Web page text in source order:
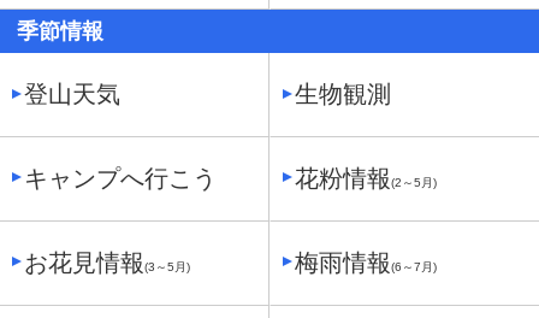
季節情報
登山天気 生物観測
キャンプへ行こう 花粉情報(2～5月)
お花見情報(3～5月) 梅雨情報(6～7月)